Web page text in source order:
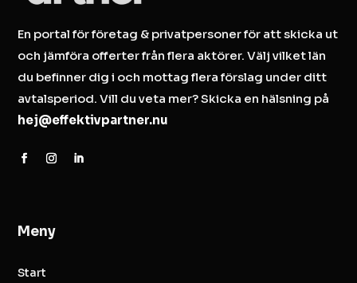
En portal för företag & privatpersoner för att skicka ut
och jämföra offerter från flera aktörer. Välj vilket län
du befinner dig i och mottag flera förslag under ditt
avtalsperiod. Vill du veta mer? Skicka en hälsning på
hej@effektivpartner.nu
Meny
Start